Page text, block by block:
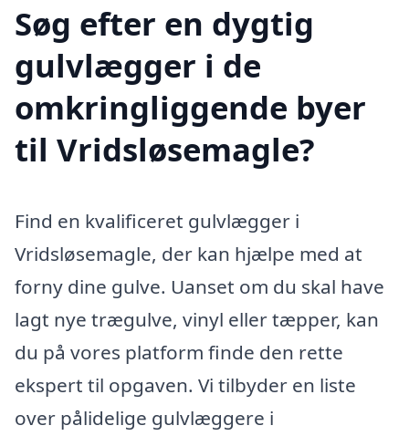
Søg efter en dygtig
gulvlægger i de
omkringliggende byer
til Vridsløsemagle?
Find en kvalificeret gulvlægger i
Vridsløsemagle, der kan hjælpe med at
forny dine gulve. Uanset om du skal have
lagt nye trægulve, vinyl eller tæpper, kan
du på vores platform finde den rette
ekspert til opgaven. Vi tilbyder en liste
over pålidelige gulvlæggere i